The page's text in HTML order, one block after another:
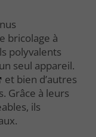
bricolage à
polyvalents
seul appareil.
et bien d’autres
Grâce à leurs
ils